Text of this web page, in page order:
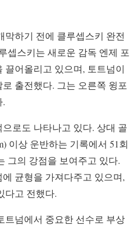
막하기 전에 클루셉스키 완전
셉스키는 새로운 감독 엔제 포
끌어올리고 있으며, 토트넘이
출전했다. 그는 오른쪽 윙포
.
로도 나타나고 있다. 상대 골
이상 운반하는 기록에서 51회
그의 강점을 보여주고 있다.
균형을 가져다주고 있으며,
다고 전했다.
트넘에서 중요한 선수로 부상